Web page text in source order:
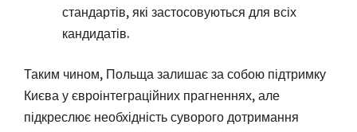
стандартів, які застосовуються для всіх
кандидатів.
Таким чином, Польща залишає за собою підтримку
Києва у євроінтеграційних прагненнях, але
підкреслює необхідність суворого дотримання